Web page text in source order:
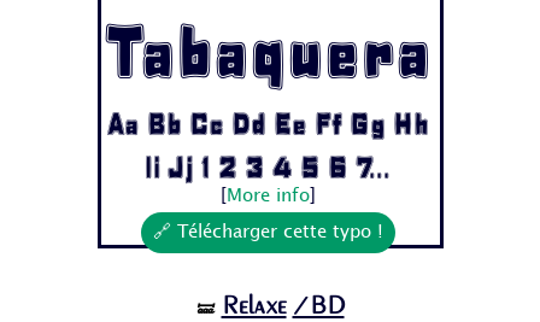
Tabaquera
Aa Bb Cc Dd Ee Ff Gg Hh
Ii Jj 1 2 3 4 5 6 7...
More info]
🔗 Télécharger cette typo !
🝛 Relaxe /BD